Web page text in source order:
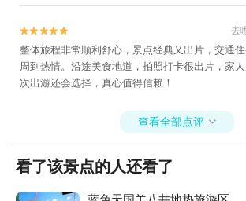

 去
整体旅程非常顺利舒心，景点经典又出片，交通
周到热情。沿途美食地道，拍照打卡很出片，家
次出游还会选择，真心值得信赖！
查看全部点评 
看了该景点的人还看了